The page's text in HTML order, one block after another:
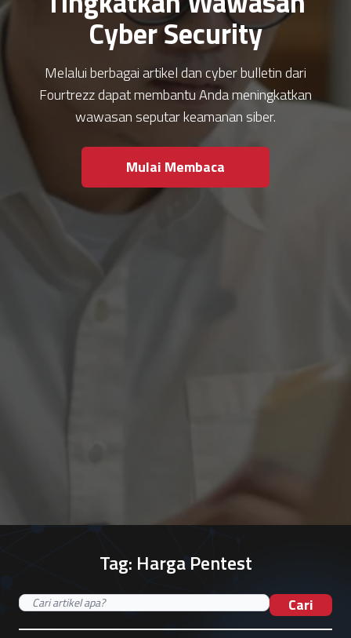
Cyber Security
Melalui berbagai artikel dan cyber bulletin dari
Fourtrezz dapat membantu Anda meningkatkan
wawasan seputar keamanan siber.
Mulai Membaca
Tag: Harga Pentest
Cari